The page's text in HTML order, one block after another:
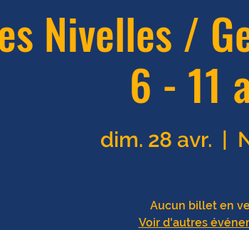
Nivelles /
6 - 11
dim. 28 avr.
Aucun billet en
Voir d'autres